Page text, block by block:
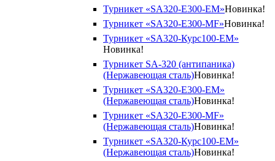
Турникет «SA320-Е300-EM»Новинка!
Турникет «SA320-Е300-MF»Новинка!
Турникет «SA320-Курс100-EM»
Новинка!
Турникет SA-320 (антипаника)
(Нержавеющая сталь)Новинка!
Турникет «SA320-Е300-EM»
(Нержавеющая сталь)Новинка!
Турникет «SA320-Е300-MF»
(Нержавеющая сталь)Новинка!
Турникет «SA320-Курс100-EM»
(Нержавеющая сталь)Новинка!